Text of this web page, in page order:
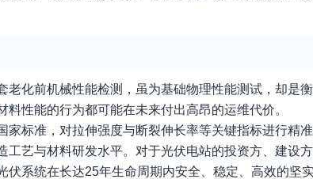
老化前机械性能检测，虽为基础物理性能测试，却是
料性能的行为都可能在未来付出高昂的运维代价。
家标准，对拉伸强度与断裂伸长率等关键指标进行精
工艺与材料研发水平。对于光伏电站的投资方、建设
伏系统在长达25年生命周期内安全、稳定、高效的